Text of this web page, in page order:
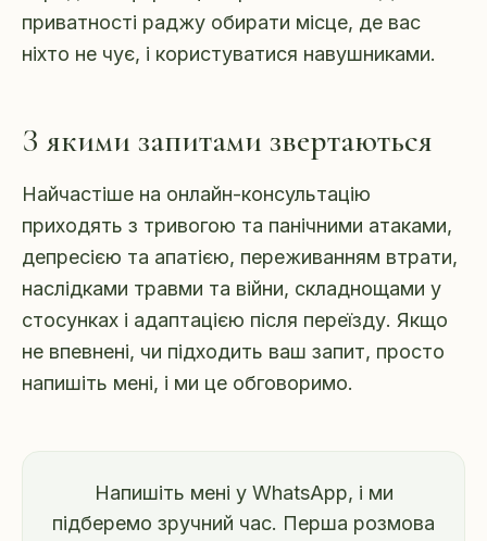
приватності раджу обирати місце, де вас
ніхто не чує, і користуватися навушниками.
З якими запитами звертаються
Найчастіше на онлайн-консультацію
приходять з тривогою та панічними атаками,
депресією та апатією, переживанням втрати,
наслідками травми та війни, складнощами у
стосунках і адаптацією після переїзду. Якщо
не впевнені, чи підходить ваш запит, просто
напишіть мені, і ми це обговоримо.
Напишіть мені у WhatsApp, і ми
підберемо зручний час. Перша розмова